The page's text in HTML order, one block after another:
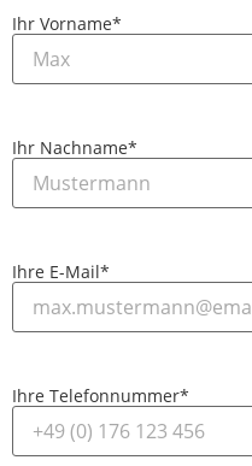
Ihr Vorname*
Ihr Nachname*
Ihre E-Mail*
Ihre Telefonnummer*